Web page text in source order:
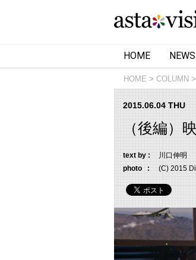
HOME NEWS
HOME COLUMN
2015.06.04 THU
（後編）
text by :
川口伸明
photo :
(C) 2015